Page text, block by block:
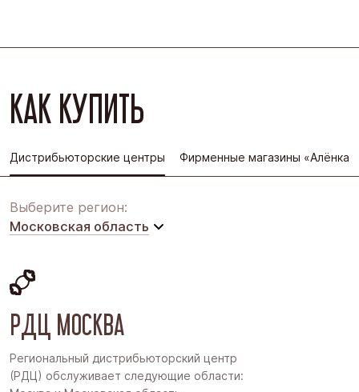
КАК КУПИТЬ
Дистрибьюторские центры Фирменные магазины «Алёнка»
Выберите регион:
Московская область
Восточная Сибирь
Дальний Восток
Поволжье
РДЦ МОСКВА
Региональный дистрибьюторский центр
(РДЦ) обслуживает следующие области: